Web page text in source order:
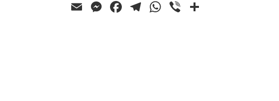
EmailMessenger
Facebook
Telegram
WhatsApp
Viber